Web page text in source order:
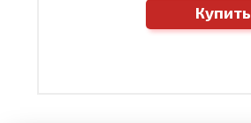
Купить